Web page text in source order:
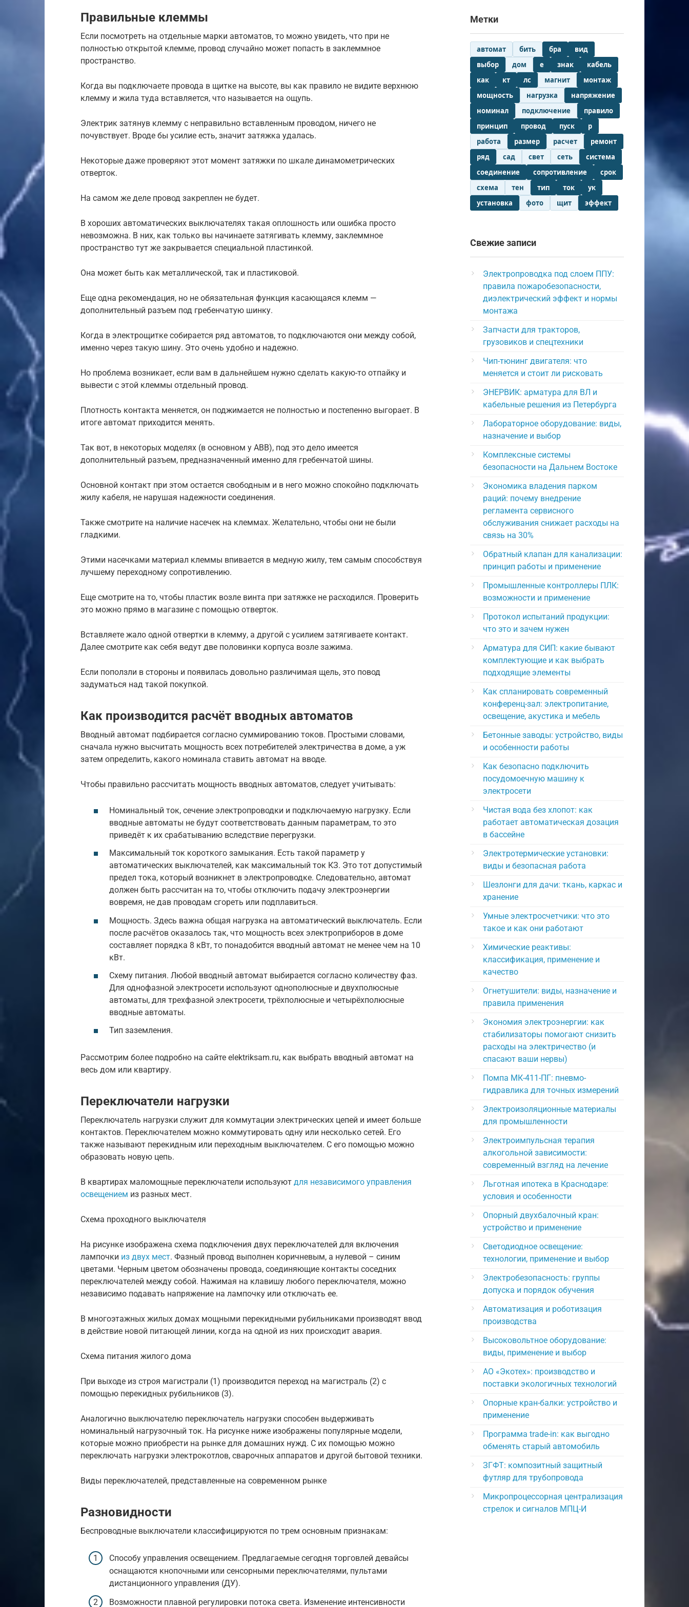
Правильные клеммы
Если посмотреть на отдельные марки автоматов, то можно увидеть, что при не
полностью открытой клемме, провод случайно может попасть в заклеммное
пространство.
Когда вы подключаете провода в щитке на высоте, вы как правило не видите верхнюю
клемму и жила туда вставляется, что называется на ощупь.
Электрик затянув клемму с неправильно вставленным проводом, ничего не
почувствует. Вроде бы усилие есть, значит затяжка удалась.
Некоторые даже проверяют этот момент затяжки по шкале динамометрических
отверток.
На самом же деле провод закреплен не будет.
В хороших автоматических выключателях такая оплошность или ошибка просто
невозможна. В них, как только вы начинаете затягивать клемму, заклеммное
пространство тут же закрывается специальной пластинкой.
Она может быть как металлической, так и пластиковой.
Еще одна рекомендация, но не обязательная функция касающаяся клемм —
дополнительный разъем под гребенчатую шинку.
Когда в электрощитке собирается ряд автоматов, то подключаются они между собой,
именно через такую шину. Это очень удобно и надежно.
Но проблема возникает, если вам в дальнейшем нужно сделать какую-то отпайку и
вывести с этой клеммы отдельный провод.
Плотность контакта меняется, он поджимается не полностью и постепенно выгорает. В
итоге автомат приходится менять.
Так вот, в некоторых моделях (в основном у ABB), под это дело имеется
дополнительный разъем, предназначенный именно для гребенчатой шины.
Основной контакт при этом остается свободным и в него можно спокойно подключать
жилу кабеля, не нарушая надежности соединения.
Также смотрите на наличие насечек на клеммах. Желательно, чтобы они не были
гладкими.
Этими насечками материал клеммы впивается в медную жилу, тем самым способствуя
лучшему переходному сопротивлению.
Еще смотрите на то, чтобы пластик возле винта при затяжке не расходился. Проверить
это можно прямо в магазине с помощью отверток.
Вставляете жало одной отвертки в клемму, а другой с усилием затягиваете контакт.
Далее смотрите как себя ведут две половинки корпуса возле зажима.
Если поползли в стороны и появилась довольно различимая щель, это повод
задуматься над такой покупкой.
Как производится расчёт вводных автоматов
Вводный автомат подбирается согласно суммированию токов. Простыми словами,
сначала нужно высчитать мощность всех потребителей электричества в доме, а уж
затем определить, какого номинала ставить автомат на вводе.
Чтобы правильно рассчитать мощность вводных автоматов, следует учитывать:
Номинальный ток, сечение электропроводки и подключаемую нагрузку. Если
вводные автоматы не будут соответствовать данным параметрам, то это
приведёт к их срабатыванию вследствие перегрузки.
Максимальный ток короткого замыкания. Есть такой параметр у
автоматических выключателей, как максимальный ток КЗ. Это тот допустимый
предел тока, который возникнет в электропроводке. Следовательно, автомат
должен быть рассчитан на то, чтобы отключить подачу электроэнергии
вовремя, не дав проводам сгореть или подплавиться.
Мощность. Здесь важна общая нагрузка на автоматический выключатель. Если
после расчётов оказалось так, что мощность всех электроприборов в доме
составляет порядка 8 кВт, то понадобится вводный автомат не менее чем на 10
кВт.
Схему питания. Любой вводный автомат выбирается согласно количеству фаз.
Для однофазной электросети используют однополюсные и двухполюсные
автоматы, для трехфазной электросети, трёхполюсные и четырёхполюсные
вводные автоматы.
Тип заземления.
Рассмотрим более подробно на сайте elektriksam.ru, как выбрать вводный автомат на
весь дом или квартиру.
Переключатели нагрузки
Переключатель нагрузки служит для коммутации электрических цепей и имеет больше
контактов. Переключателем можно коммутировать одну или несколько сетей. Его
также называют перекидным или переходным выключателем. С его помощью можно
образовать новую цепь.
В квартирах маломощные переключатели используют для независимого управления
освещением из разных мест.
Схема проходного выключателя
На рисунке изображена схема подключения двух переключателей для включения
лампочки из двух мест. Фазный провод выполнен коричневым, а нулевой – синим
цветами. Черным цветом обозначены провода, соединяющие контакты соседних
переключателей между собой. Нажимая на клавишу любого переключателя, можно
независимо подавать напряжение на лампочку или отключать ее.
В многоэтажных жилых домах мощными перекидными рубильниками производят ввод
в действие новой питающей линии, когда на одной из них происходит авария.
Схема питания жилого дома
При выходе из строя магистрали (1) производится переход на магистраль (2) с
помощью перекидных рубильников (3).
Аналогично выключателю переключатель нагрузки способен выдерживать
номинальный нагрузочный ток. На рисунке ниже изображены популярные модели,
которые можно приобрести на рынке для домашних нужд. С их помощью можно
переключать нагрузки электрокотлов, сварочных аппаратов и другой бытовой техники.
Виды переключателей, представленные на современном рынке
Разновидности
Беспроводные выключатели классифицируются по трем основным признакам:
Способу управления освещением. Предлагаемые сегодня торговлей девайсы
оснащаются кнопочными или сенсорными переключателями, пультами
дистанционного управления (ДУ).
Возможности плавной регулировки потока света. Изменение интенсивности
Метки
автомат бить бра
вид
выбор
дом е знак
кабель
как
кт лс магнит
монтаж
мощность
нагрузка
напряжение
номинал
подключение
правило
принцип
провод пуск
р
работа
размер расчет
ремонт
ряд
сад свет сеть
система
соединение
сопротивление
срок
схема
тен тип ток
ук
установка
фото щит эффект
Свежие записи
Электропроводка под слоем ППУ:
правила пожаробезопасности,
диэлектрический эффект и нормы
монтажа
Запчасти для тракторов,
грузовиков и спецтехники
Чип-тюнинг двигателя: что
меняется и стоит ли рисковать
ЭНЕРВИК: арматура для ВЛ и
кабельные решения из Петербурга
Лабораторное оборудование: виды,
назначение и выбор
Комплексные системы
безопасности на Дальнем Востоке
Экономика владения парком
раций: почему внедрение
регламента сервисного
обслуживания снижает расходы на
связь на 30%
Обратный клапан для канализации:
принцип работы и применение
Промышленные контроллеры ПЛК:
возможности и применение
Протокол испытаний продукции:
что это и зачем нужен
Арматура для СИП: какие бывают
комплектующие и как выбрать
подходящие элементы
Как спланировать современный
конференц-зал: электропитание,
освещение, акустика и мебель
Бетонные заводы: устройство, виды
и особенности работы
Как безопасно подключить
посудомоечную машину к
электросети
Чистая вода без хлопот: как
работает автоматическая дозация
в бассейне
Электротермические установки:
виды и безопасная работа
Шезлонги для дачи: ткань, каркас и
хранение
Умные электросчетчики: что это
такое и как они работают
Химические реактивы:
классификация, применение и
качество
Огнетушители: виды, назначение и
правила применения
Экономия электроэнергии: как
стабилизаторы помогают снизить
расходы на электричество (и
спасают ваши нервы)
Помпа МК-411-ПГ: пневмо-
гидравлика для точных измерений
Электроизоляционные материалы
для промышленности
Электроимпульсная терапия
алкогольной зависимости:
современный взгляд на лечение
Льготная ипотека в Краснодаре:
условия и особенности
Опорный двухбалочный кран:
устройство и применение
Светодиодное освещение:
технологии, применение и выбор
Электробезопасность: группы
допуска и порядок обучения
Автоматизация и роботизация
производства
Высоковольтное оборудование:
виды, применение и выбор
АО «Экотех»: производство и
поставки экологичных технологий
Опорные кран-балки: устройство и
применение
Программа trade-in: как выгодно
обменять старый автомобиль
ЗГФТ: композитный защитный
футляр для трубопровода
Микропроцессорная централизация
стрелок и сигналов МПЦ-И